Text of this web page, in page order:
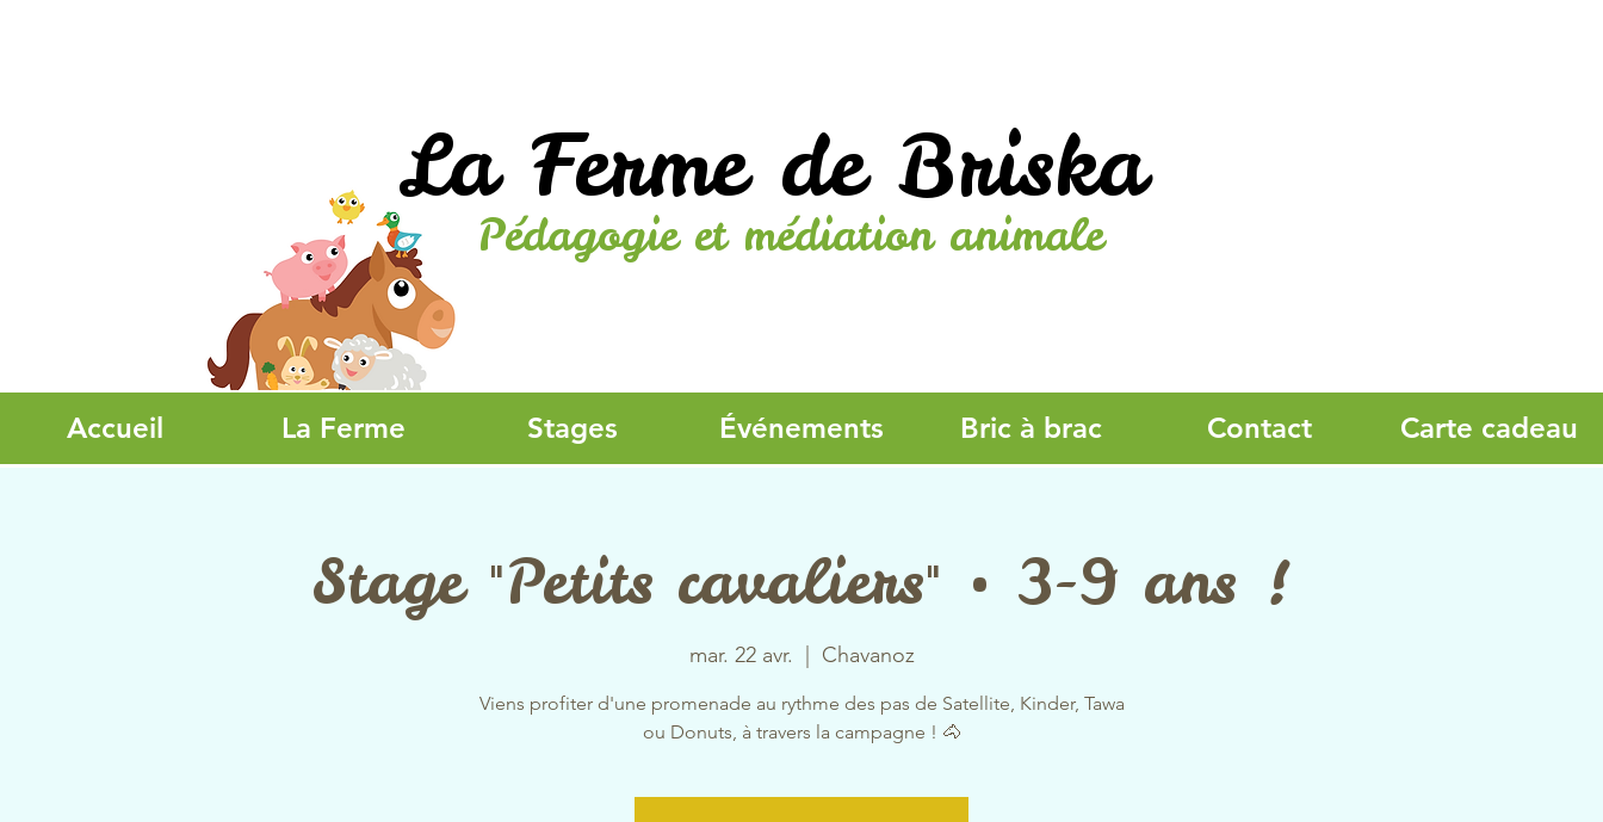
La Ferme de Briska
Pédagogie et médiation animale
Accueil La Ferme Stages Événements Bric à brac Contact Carte cadeau
Stage "Petits cavaliers" • 3-9 ans !
mar. 22 avr. Chavanoz
Viens profiter d'une promenade au rythme des pas de Satellite, Kinder, Tawa
ou Donuts, à travers la campagne ! 🐴